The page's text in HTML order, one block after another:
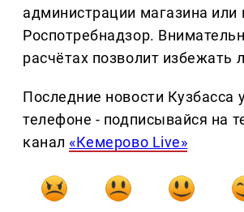
администрации магазина или
Роспотребнадзор.
расчётах позволит избежать
Последние новости Кузбасса
телефоне - подписывайся на
канал «Кемерово Live»